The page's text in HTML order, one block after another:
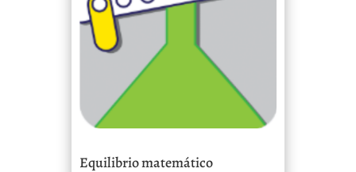
Equilibrio matemático